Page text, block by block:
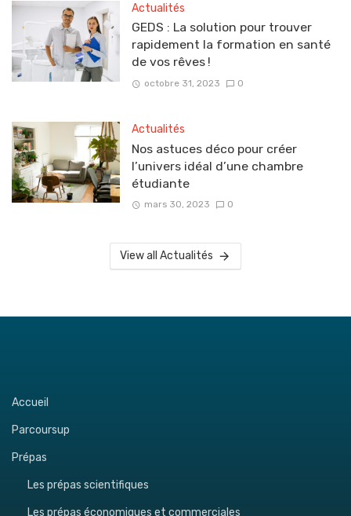
Actualités
GEDS : La solution pour trouver
rapidement la formation en santé
de vos rêves !
octobre 31, 2023 0
Actualités
Nos astuces déco pour créer
l’univers idéal d’une chambre
étudiante
mars 30, 2023 0
View all Actualités
Accueil
Parcoursup
Prépas
Les prépas scientifiques
Les prépas économiques et commerciales